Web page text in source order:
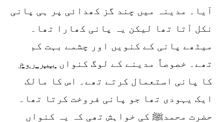
آیا۔ مدینہ میں چند گز کھدائی پر ہی پانی
نکل آتا تھا لیکن یہ پانی کھارا تھا۔
میٹھے پانی کے کنویں اور چشمے بہت کم
تھے۔ خصوصاً مدینے کے لوگ کنواں بیر روم
کا پانی استعمال کرتے تھے۔ اس کا مالک
ایک یہودی تھا جو پانی فروخت کرتا تھا۔
حضرت محمدﷺ کی خواہش تھی کہ یہ کنواں